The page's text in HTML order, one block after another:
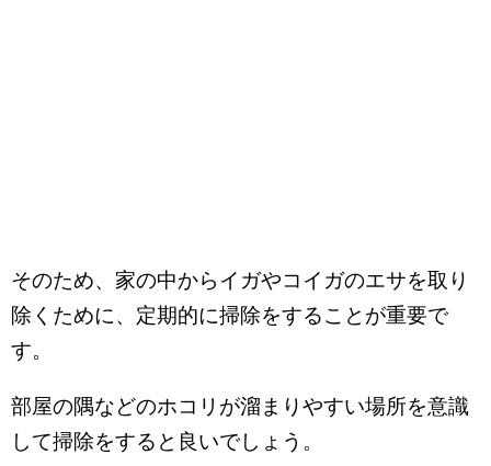
そのため、家の中からイガやコイガのエサを取り
除くために、定期的に掃除をすることが重要で
す。
部屋の隅などのホコリが溜まりやすい場所を意識
して掃除をすると良いでしょう。